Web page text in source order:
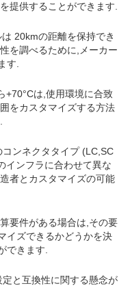
提供することができます.
20kmの距離を保持でき
を調べるために,メーカー
す.
+70°Cは,使用環境に合致
をカスタマイズする方法
ンネクタタイプ (LC,SC
インフラに合わせて異な
者とカスタマイズの可能
要件がある場合は,その要
イズできるかどうかを決
できます.
と互換性に関する懸念が